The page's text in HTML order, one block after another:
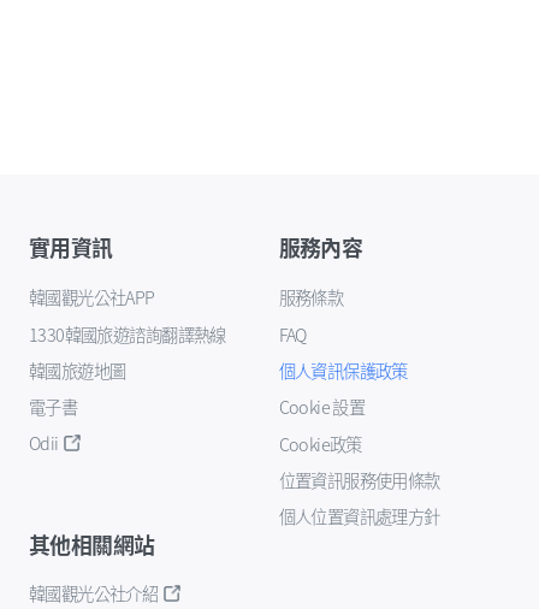
實用資訊
韓國觀光公社APP
1330韓國旅遊諮詢翻譯熱線
韓國旅遊地圖
電子書
Odii
服務內容
服務條款
FAQ
個人資訊保護政策
Cookie 設置
Cookie政策
位置資訊服務使用條款
個人位置資訊處理方針
其他相關網站
韓國觀光公社介紹